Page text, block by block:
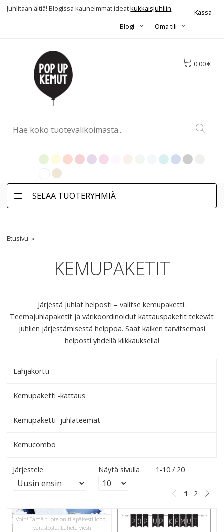
Juhlitaan äitiä! Blogissa kauneimmat ideatkukkaisjuhliin.
Kassa
Oma tili
Blogi
0,00 €
SELAA TUOTERYHMIÄ
Etusivu
KEMUPAKETIT
Järjestä juhlat helposti – valitse kemupaketti.
Teemajuhlapaketit ja värikoordinoidut kattauspaketit tekevät
juhlien järjestämisestä helppoa. Saat kaiken tarvitsemasi
helposti yhdellä klikkauksella!
Lahjakortti
Kemupaketti -kattaus
Kemupaketti -juhlateemat
Kemucombo
Järjestele Näytä sivulla 1-10 / 20
1 2
Voih! Tämä tuote on tilapäisesti loppu
varastosta. Lähetä viesti